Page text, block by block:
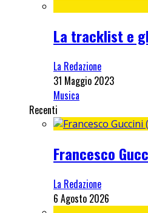
La tracklist e
La Redazione
31 Maggio 2023
Musica
Recenti
Francesco
La Redazione
6 Agosto 2026